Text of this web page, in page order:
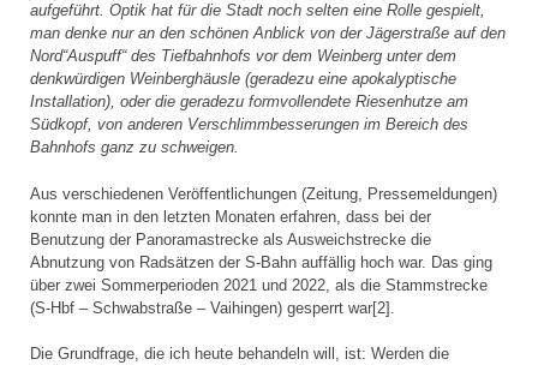
aufgeführt. Optik hat für die Stadt noch selten eine Rolle gespielt,
man denke nur an den schönen Anblick von der Jägerstraße auf den
Nord“Auspuff“ des Tiefbahnhofs vor dem Weinberg unter dem
denkwürdigen Weinberghäusle (geradezu eine apokalyptische
Installation), oder die geradezu formvollendete Riesenhutze am
Südkopf, von anderen Verschlimmbesserungen im Bereich des
Bahnhofs ganz zu schweigen.
Aus verschiedenen Veröffentlichungen (Zeitung, Pressemeldungen)
konnte man in den letzten Monaten erfahren, dass bei der
Benutzung der Panoramastrecke als Ausweichstrecke die
Abnutzung von Radsätzen der S-Bahn auffällig hoch war. Das ging
über zwei Sommerperioden 2021 und 2022, als die Stammstrecke
(S-Hbf – Schwabstraße – Vaihingen) gesperrt war[2].
Die Grundfrage, die ich heute behandeln will, ist: Werden die